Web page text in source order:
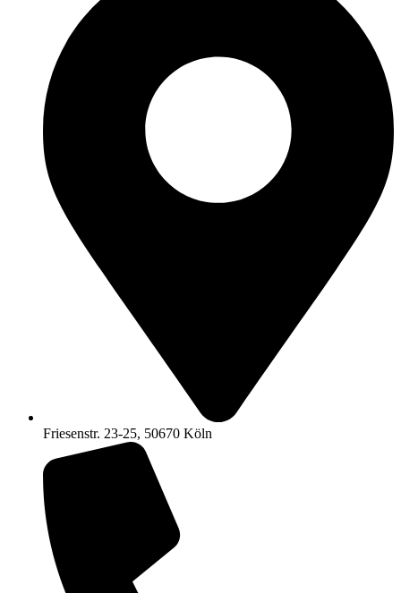
Friesenstr. 23-25, 50670 Köln